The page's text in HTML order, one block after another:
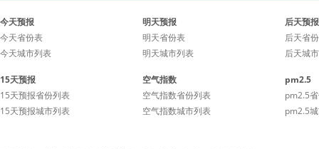
今天预报
今天省份表
今天城市列表
明天预报
明天省份表
明天城市列表
后天预报
后天省
后天城
15天预报
15天预报省份列表
15天预报城市列表
空气指数
空气指数省份列表
空气指数城市列表
pm2.5
pm2.5
pm2.5